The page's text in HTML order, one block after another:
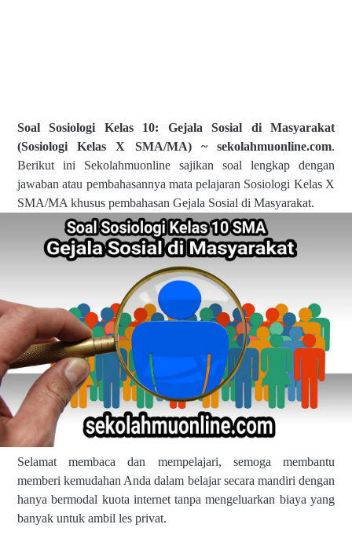
Soal Sosiologi Kelas 10: Gejala Sosial di Masyarakat
(Sosiologi Kelas X SMA/MA) ~ sekolahmuonline.com.
Berikut ini Sekolahmuonline sajikan soal lengkap dengan
jawaban atau pembahasannya mata pelajaran Sosiologi Kelas X
SMA/MA khusus pembahasan Gejala Sosial di Masyarakat.
Selamat membaca dan mempelajari, semoga membantu
memberi kemudahan Anda dalam belajar secara mandiri dengan
hanya bermodal kuota internet tanpa mengeluarkan biaya yang
banyak untuk ambil les privat.